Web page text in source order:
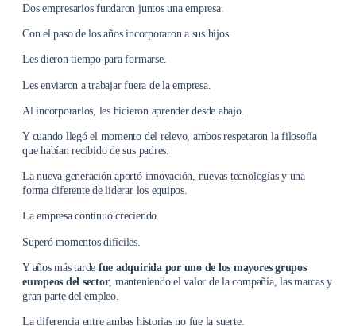
Dos empresarios fundaron juntos una empresa.
Con el paso de los años incorporaron a sus hijos.
Les dieron tiempo para formarse.
Les enviaron a trabajar fuera de la empresa.
Al incorporarlos, les hicieron aprender desde abajo.
Y cuando llegó el momento del relevo, ambos respetaron la filosofía
que habían recibido de sus padres.
La nueva generación aportó innovación, nuevas tecnologías y una
forma diferente de liderar los equipos.
La empresa continuó creciendo.
Superó momentos difíciles.
Y años más tarde fue adquirida por uno de los mayores grupos
europeos del sector, manteniendo el valor de la compañía, las marcas y
gran parte del empleo.
La diferencia entre ambas historias no fue la suerte.